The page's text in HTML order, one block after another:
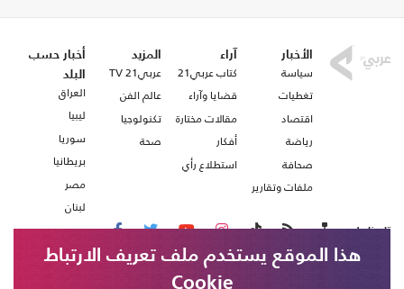
الأخبار
سياسة
تغطيات
اقتصاد
رياضة
صحافة
ملفات وتقارير
آراء
كتاب عربي21
قضايا وآراء
مقالات مختارة
أفكار
استطلاع رأي
المزيد
عربي21 TV
عالم الفن
تكنولوجيا
صحة
أخبار حسب
البلد
العراق
ليبيا
سوريا
بريطانيا
مصر
لبنان
تابعنا على
هذا الموقع يستخدم ملف تعريف الارتباط
Cookie